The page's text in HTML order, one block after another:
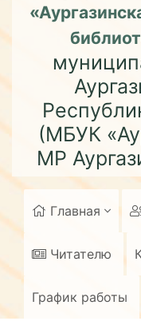
(МБУК
МР
Главная
Читателю
График работы